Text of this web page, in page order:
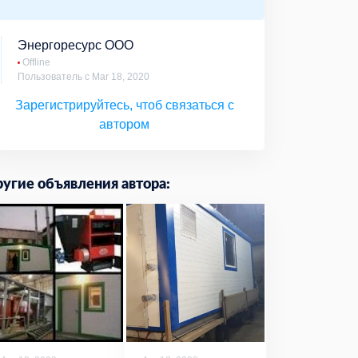
Энергоресурс ООО
Offline
Пользователь с Mar 18, 2020
Зарегистрируйтесь, чтоб связаться с
автором
объявления автора: